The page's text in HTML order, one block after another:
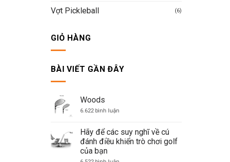
Vợt Pickleball (6)
GIỎ HÀNG
BÀI VIẾT GẦN ĐÂY
Woods
6.622 bình luận
Hãy để các suy nghĩ về cú
đánh điều khiển trò chơi golf
của bạn